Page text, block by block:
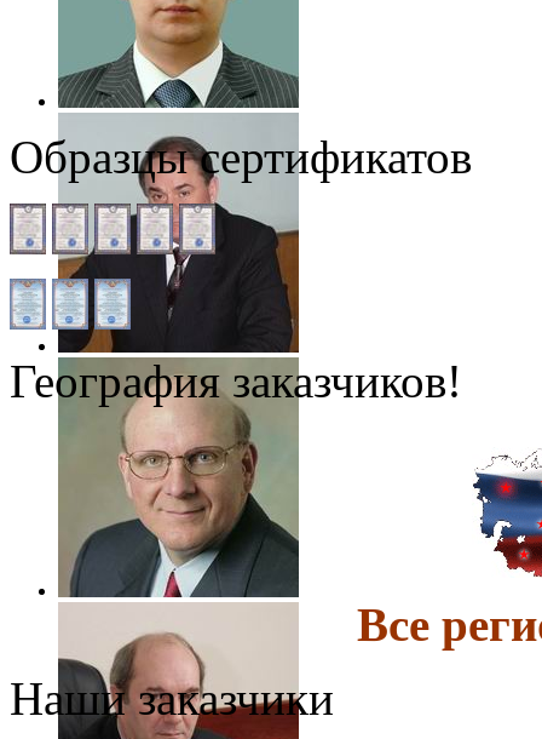
Образцы сертификатов
География заказчиков!
Все
Наши заказчики